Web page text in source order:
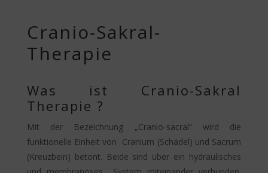
Cranio-Sakral-
Therapie
Was ist Cranio-Sakral
Therapie ?
Mit der Bezeichnung „Cranio-sacral“ wird die
funktionelle Einheit von Cranium (Schädel) und Sacrum
(Kreuzbein) betont. Beide sind über ein hydraulisches